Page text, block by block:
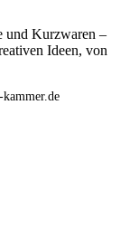
und Kurzwaren –
Ideen, von